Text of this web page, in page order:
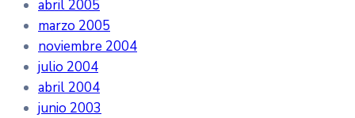
abril 2005
marzo 2005
noviembre 2004
julio 2004
abril 2004
junio 2003